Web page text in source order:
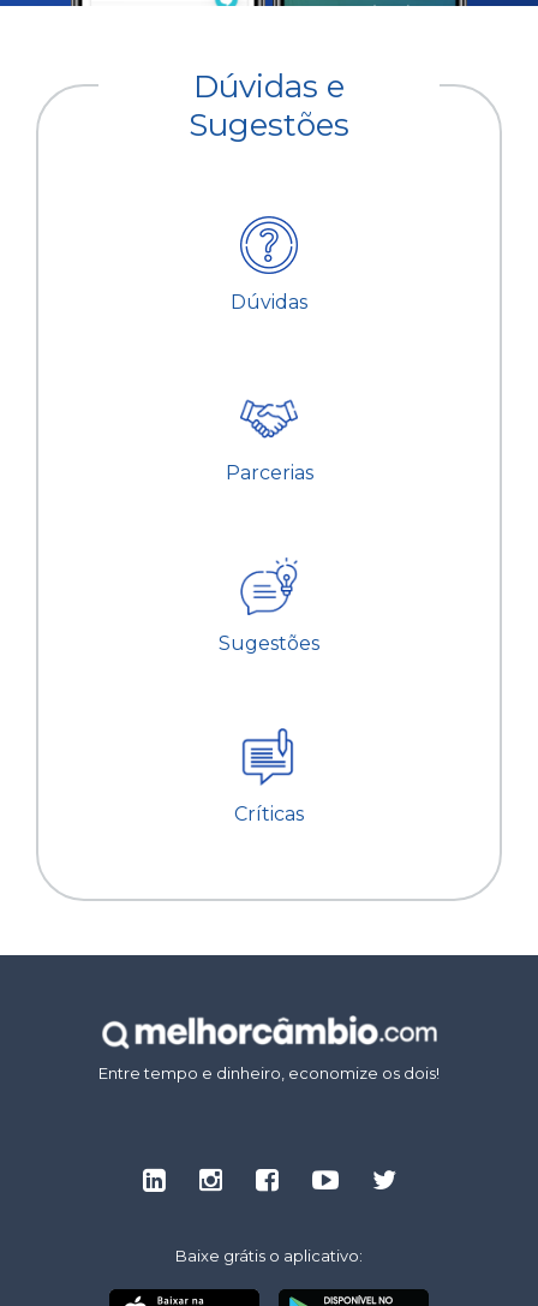
Dúvidas e
Sugestões
Dúvidas
Parcerias
Sugestões
Críticas
Entre tempo e dinheiro, economize os dois!
Baixe grátis o aplicativo: